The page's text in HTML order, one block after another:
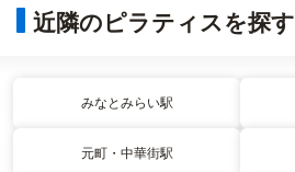
近隣のピラティスを探す
みなとみらい駅
元町・中華街駅